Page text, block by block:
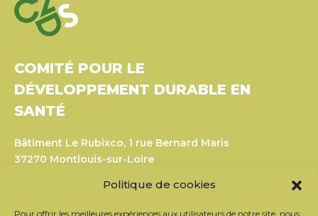
Politique de cookies
Pour offrir les meilleures expériences aux utilisateurs de notre site, nous
COMITÉ POUR LE
DÉVELOPPEMENT DURABLE EN
SANTÉ
Bâtiment Le Rubixco, 1 rue Bernard Maris
37270 Montlouis-sur-Loire